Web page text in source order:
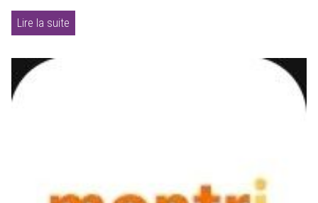
Lire la suite